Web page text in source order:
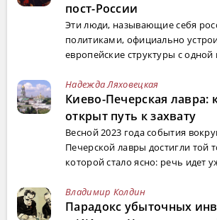
пост-России
Эти люди, называющие себя
политиками, официально
европейские структуры с одной
Надежда Ляховецкая
Киево-Печерская лавра:
открыт путь к захвату
Весной 2023 года события
Печерской лавры достигли той
которой стало ясно: речь идет
Владимир Колдин
Парадокс убыточных